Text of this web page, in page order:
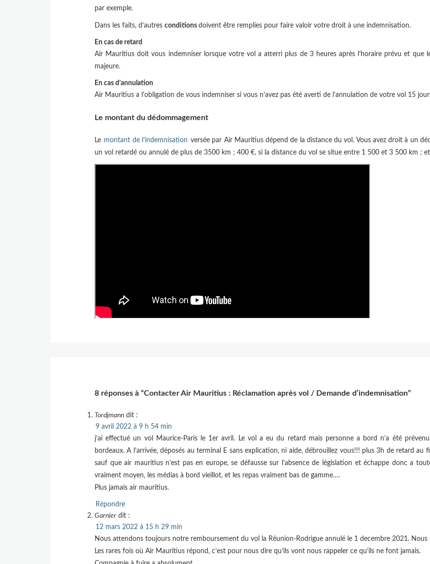
par exemple.
Dans les faits, d’autres conditions doivent être remplies pour faire valoir votre droit à une indemnisation.
En cas de retard
Air Mauritius doit vous indemniser lorsque votre vol a atterri plus de 3 heures après l’horaire prévu et que
majeure.
En cas d’annulation
Air Mauritius a l’obligation de vous indemniser si vous n’avez pas été averti de l’annulation de votre vol 15
Le montant du dédommagement
Le montant de l’indemnisation versée par Air Mauritius dépend de la distance du vol. Vous avez droit à un
un vol retardé ou annulé de plus de 3500 km ; 400 €, si la distance du vol se situe entre 1 500 et 3 500 km ;
8 réponses à “Contacter Air Mauritius : Réclamation après vol / Demande d’indemnisation”
Tordjmann dit :
9 avril 2022 à 9 h 54 min
j’ai effectué un vol Maurice-Paris le 1er avril. Le vol a eu du retard mais personne a bord n’a été
bordeaux. A l’arrivée, déposés au terminal E sans explication, ni aide, débrouillez vous!!! plus 3h de retard
sauf que air mauritius n’est pas en europe, se défausse sur l’absence de législation et échappe donc a
vraiment moyen, les médias à bord vieillot, et les repas vraiment bas de gamme….
Plus jamais air mauritius.
Répondre
Garnier dit :
12 mars 2022 à 15 h 29 min
Nous attendons toujours notre remboursement du vol la Réunion-Rodrigue annulé le 1 decembre 2021. Nous
Les rares fois où Air Mauritius répond, c’est pour nous dire qu’ils vont nous rappeler ce qu’ils ne font jamais.